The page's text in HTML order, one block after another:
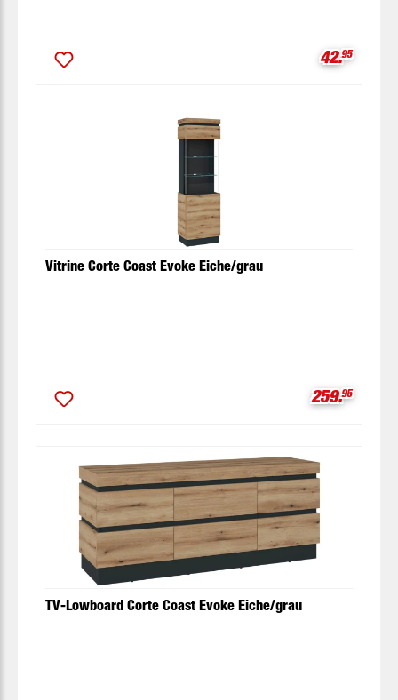
42.95
Vitrine Corte Coast Evoke Eiche/grau
259.95
TV-Lowboard Corte Coast Evoke Eiche/grau